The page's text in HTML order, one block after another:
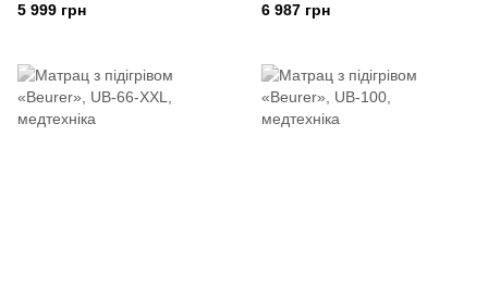
5 999 грн 6 987 грн